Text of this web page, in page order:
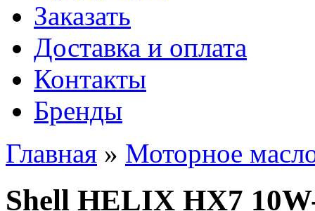
Заказать
Доставка и оплата
Контакты
Бренды
Главная » Моторное
Shell HELIX HX7